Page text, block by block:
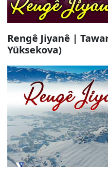
Rengê Jiyanê |
Yüksekova)